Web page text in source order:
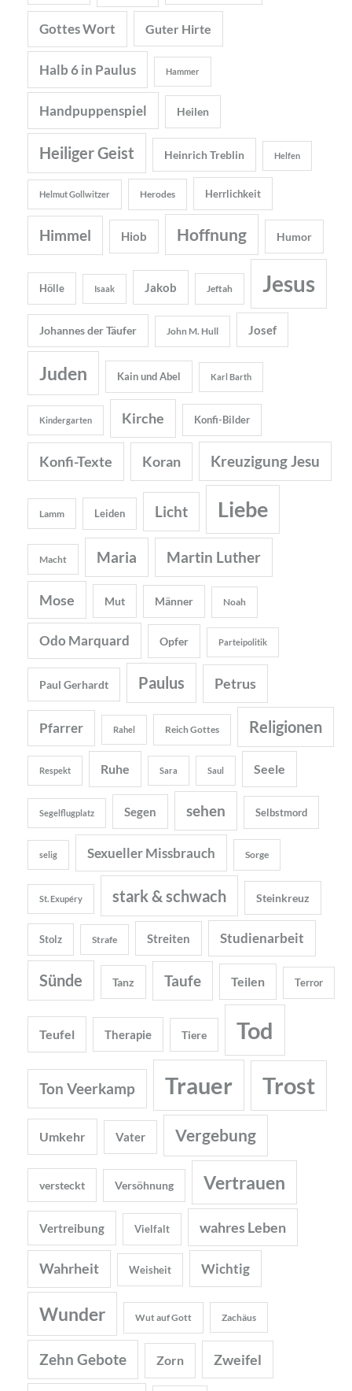
Gottes Wort Guter Hirte
Halb 6 in Paulus Hammer
Handpuppenspiel Heilen
Heiliger Geist Heinrich Treblin Helfen
Helmut Gollwitzer Herodes Herrlichkeit
Himmel Hiob Hoffnung Humor
Hölle Isaak Jakob Jeftah Jesus
Johannes der Täufer John M. Hull Josef
Juden Kain und Abel Karl Barth
Kindergarten Kirche Konfi-Bilder
Konfi-Texte Koran Kreuzigung Jesu
Lamm Leiden Licht Liebe
Macht Maria Martin Luther
Mose Mut Männer Noah
Odo Marquard Opfer Parteipolitik
Paul Gerhardt Paulus Petrus
Pfarrer Rahel Reich Gottes Religionen
Respekt Ruhe Sara Saul Seele
Segelflugplatz Segen sehen Selbstmord
selig Sexueller Missbrauch Sorge
St. Exupéry stark & schwach Steinkreuz
Stolz Strafe Streiten Studienarbeit
Sünde Tanz Taufe Teilen Terror
Teufel Therapie Tiere Tod
Ton Veerkamp Trauer Trost
Umkehr Vater Vergebung
versteckt Versöhnung Vertrauen
Vertreibung Vielfalt wahres Leben
Wahrheit Weisheit Wichtig
Wunder Wut auf Gott Zachäus
Zehn Gebote Zorn Zweifel